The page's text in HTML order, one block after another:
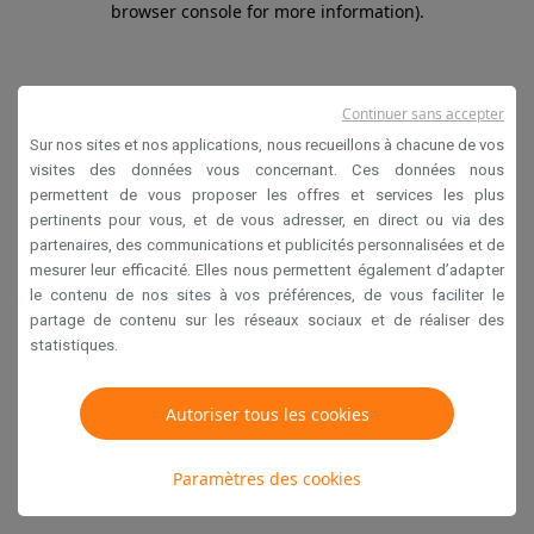
browser console for more information).
Sur nos sites et nos applications, nous recueillons à chacune de vos
visites des données vous concernant. Ces données nous
permettent de vous proposer les offres et services les plus
pertinents pour vous, et de vous adresser, en direct ou via des
partenaires, des communications et publicités personnalisées et de
mesurer leur efficacité. Elles nous permettent également d’adapter
le contenu de nos sites à vos préférences, de vous faciliter le
partage de contenu sur les réseaux sociaux et de réaliser des
statistiques.
Autoriser tous les cookies
Paramètres des cookies
Continuer sans accepter